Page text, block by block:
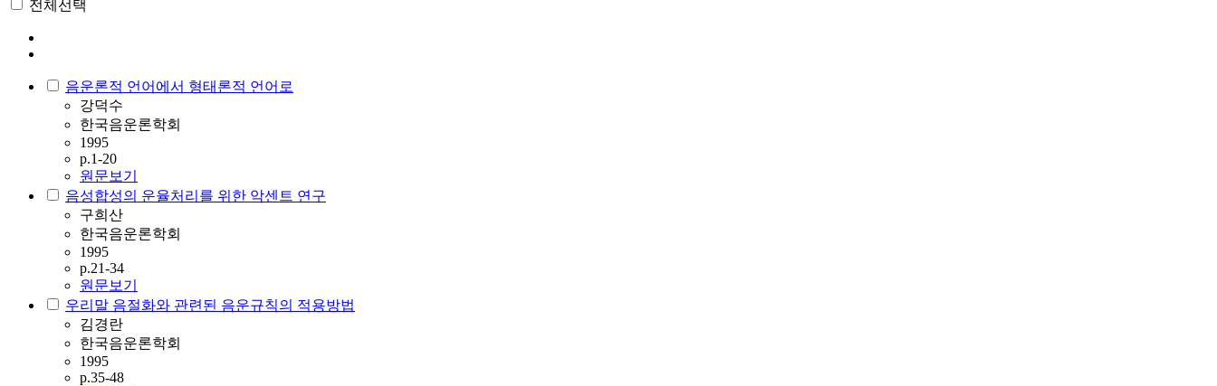
전체선택
음운론적 언어에서 형태론적 언어로
강덕수
한국음운론학회
1995
p.1-20
원문보기
음성합성의 운율처리를 위한 악센트 연구
구희산
한국음운론학회
1995
p.21-34
원문보기
우리말 음절화와 관련된 음운규칙의 적용방법
김경란
한국음운론학회
1995
p.35-48